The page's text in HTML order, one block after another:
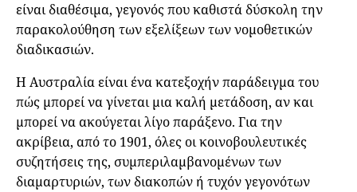
είναι διαθέσιμα, γεγονός που καθιστά δύσκολη την
παρακολούθηση των εξελίξεων των νομοθετικών
διαδικασιών.
Η Αυστραλία είναι ένα κατεξοχήν παράδειγμα του
πώς μπορεί να γίνεται μια καλή μετάδοση, αν και
μπορεί να ακούγεται λίγο παράξενο. Για την
ακρίβεια, από το 1901, όλες οι κοινοβουλευτικές
συζητήσεις της, συμπεριλαμβανομένων των
διαμαρτυριών, των διακοπών ή τυχόν γεγονότων